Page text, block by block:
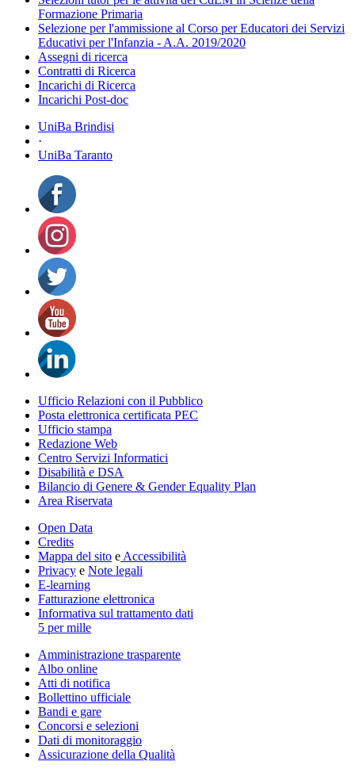
Formazione Primaria
Selezione per l'ammissione al Corso per Educatori dei Servizi
Educativi per l'Infanzia - A.A. 2019/2020
Assegni di ricerca
Contratti di Ricerca
Incarichi di Ricerca
Incarichi Post-doc
UniBa Brindisi
·
UniBa Taranto
Ufficio Relazioni con il Pubblico
Posta elettronica certificata PEC
Ufficio stampa
Redazione Web
Centro Servizi Informatici
Disabilità e DSA
Bilancio di Genere & Gender Equality Plan
Area Riservata
Open Data
Credits
Mappa del sito e Accessibilità
Privacy e Note legali
E-learning
Fatturazione elettronica
Informativa sul trattamento dati
5 per mille
Amministrazione trasparente
Albo online
Atti di notifica
Bollettino ufficiale
Bandi e gare
Concorsi e selezioni
Dati di monitoraggio
Assicurazione della Qualità